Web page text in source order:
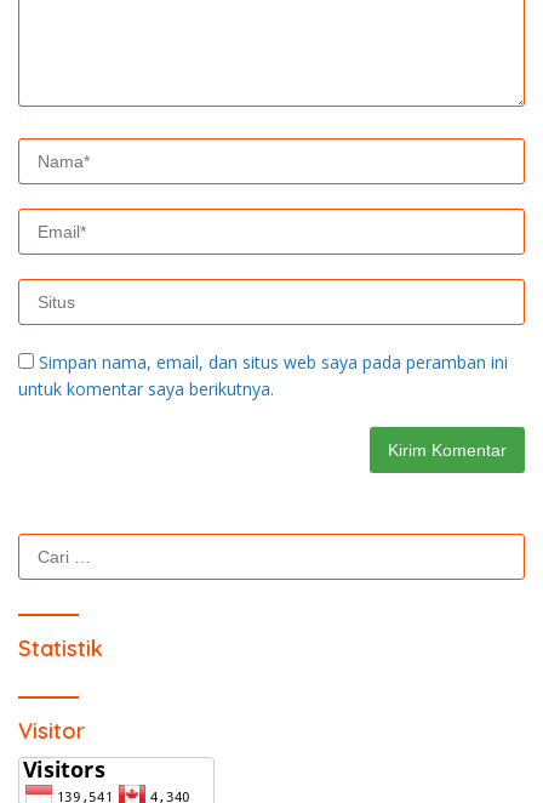
Simpan nama, email, dan situs web saya pada peramban ini
untuk komentar saya berikutnya.
Cari
untuk:
Statistik
Visitor